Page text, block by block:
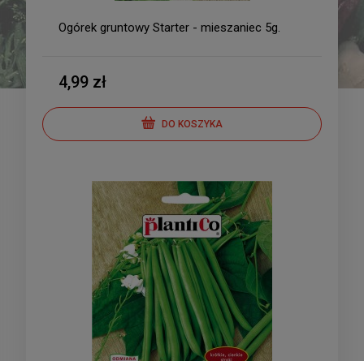
Ogórek gruntowy Starter - mieszaniec 5g.
4,99 zł
DO KOSZYKA